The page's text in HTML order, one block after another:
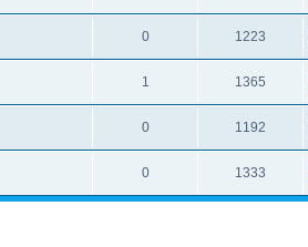
0 1223
1 1365
0 1192
0 1333